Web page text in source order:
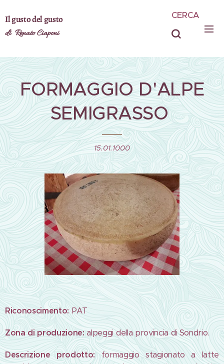
Il gusto del gusto
di Renato Ciaponi
CERCA
FORMAGGIO D'ALPE
SEMIGRASSO
15.01.1000
Riconoscimento:PAT
Zona di produzione:alpeggi della provincia di Sondrio.
Descrizione prodotto:formaggio stagionato a latte